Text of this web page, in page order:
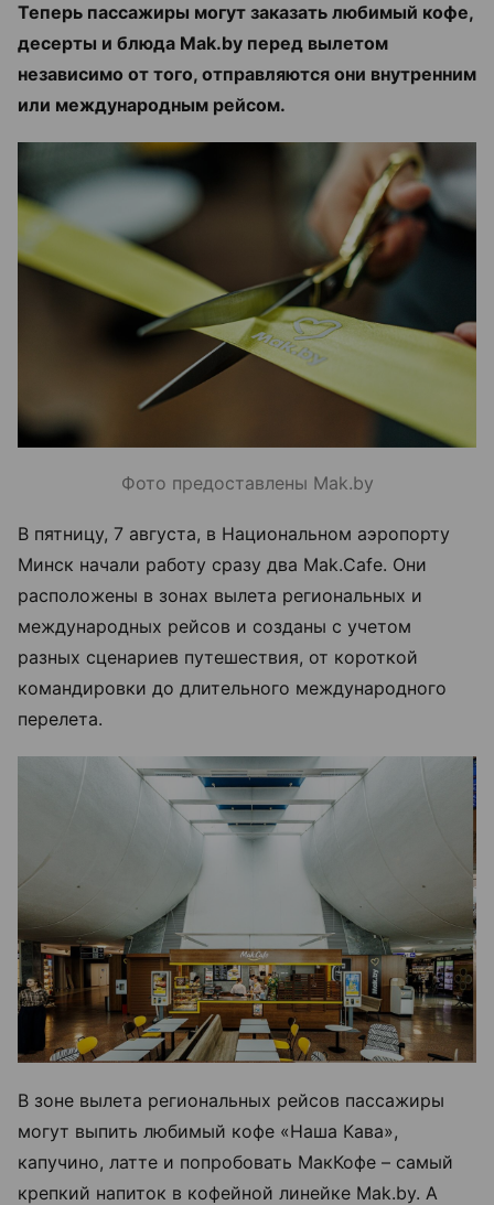
Теперь пассажиры могут заказать любимый кофе,
десерты и блюда Mak.by перед вылетом
независимо от того, отправляются они внутренним
или международным рейсом.
Фото предоставлены Mak.by
В пятницу, 7 августа, в Национальном аэропорту
Минск начали работу сразу два Mak.Cafe. Они
расположены в зонах вылета региональных и
международных рейсов и созданы с учетом
разных сценариев путешествия, от короткой
командировки до длительного международного
перелета.
В зоне вылета региональных рейсов пассажиры
могут выпить любимый кофе «Наша Кава»,
капучино, латте и попробовать МакКофе – самый
крепкий напиток в кофейной линейке Mak.by. А